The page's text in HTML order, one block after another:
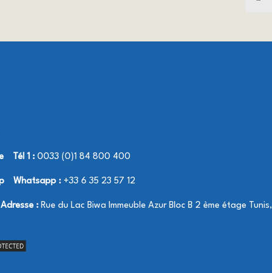
Tél 1 : 0033 (0)1 84 800 400
Whatsapp : +33 6 35 23 57 12
Adresse : Rue du Lac Biwa Immeuble Azur Bloc B 2 ème étage Tunis,